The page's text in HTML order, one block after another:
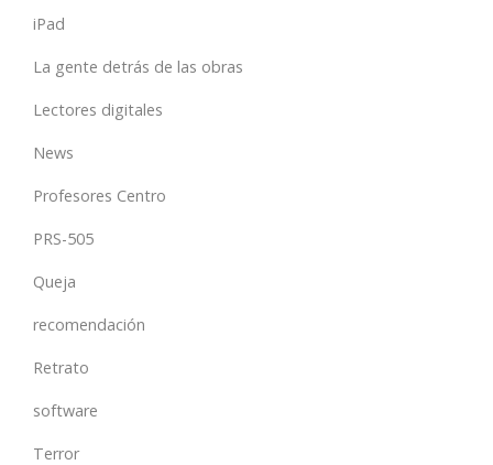
iPad
La gente detrás de las obras
Lectores digitales
News
Profesores Centro
PRS-505
Queja
recomendación
Retrato
software
Terror